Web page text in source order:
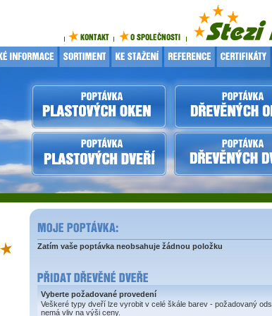
Zatím vaše poptávka neobsahuje žádnou položku
Vyberte požadované provedení
Veškeré typy dveří lze vyrobit v celé škále barev - požadovaný
nemá vliv na výši ceny.